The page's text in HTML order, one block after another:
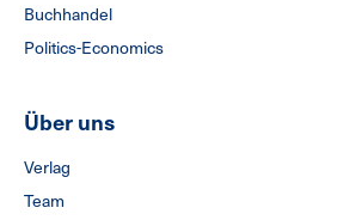
Buchhandel
Politics-Economics
Über uns
Verlag
Team